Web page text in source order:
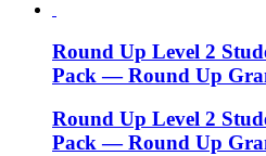
Round Up Level 2
Pack — Round Up
Round Up Level 2
Pack — Round Up